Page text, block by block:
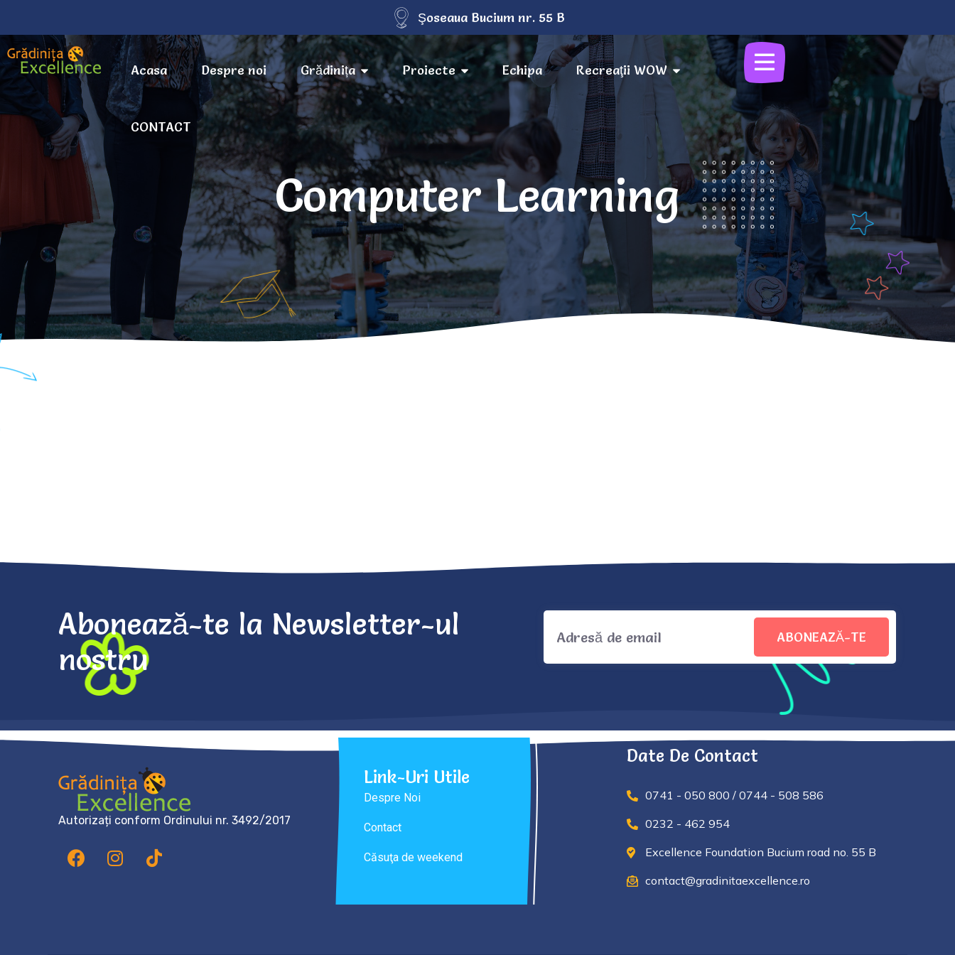
Şoseaua Bucium nr. 55 B
Acasa Despre noi Grădinița Proiecte Echipa Recreaţii WOW
CONTACT
Computer Learning
Abonează-te la Newsletter-ul
nostru
ABONEAZĂ-TE
Autorizați conform Ordinului nr. 3492/2017
Link-Uri Utile
Despre Noi
Contact
Căsuţa de weekend
Date De Contact
0741 - 050 800 / 0744 - 508 586
0232 - 462 954
Excellence Foundation Bucium road no. 55 B
contact@gradinitaexcellence.ro